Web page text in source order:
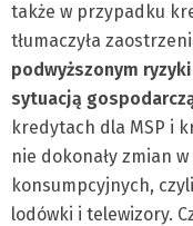
także w przypadku
tłumaczyła
podwyższonym
sytuacją
kredytach dla MSP i
nie dokonały zmian
konsumpcyjnych,
lodówki i telewizory.